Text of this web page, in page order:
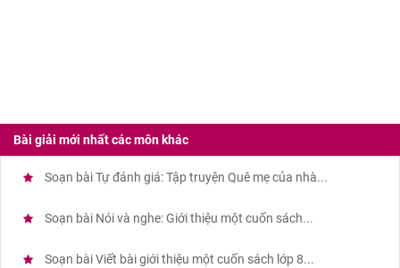
Bài giải mới nhất các môn khác
Soạn bài Tự đánh giá: Tập truyện Quê mẹ của nhà...
Soạn bài Nói và nghe: Giới thiệu một cuốn sách...
Soạn bài Viết bài giới thiệu một cuốn sách lớp 8...